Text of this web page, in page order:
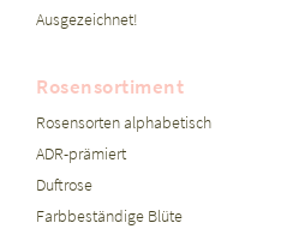
Ausgezeichnet!
Rosensortiment
Rosensorten alphabetisch
ADR-prämiert
Duftrose
Farbbeständige Blüte